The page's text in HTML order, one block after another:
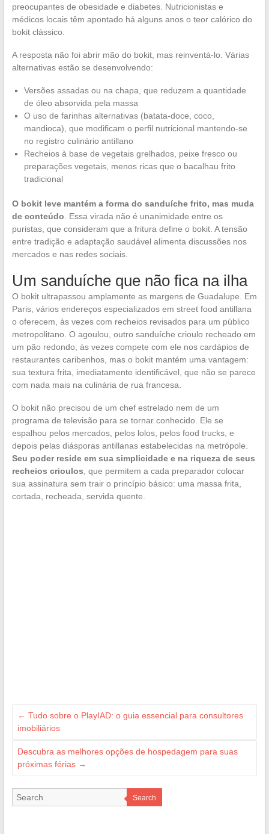
preocupantes de obesidade e diabetes. Nutricionistas e
médicos locais têm apontado há alguns anos o teor calórico do
bokit clássico.
A resposta não foi abrir mão do bokit, mas reinventá-lo. Várias
alternativas estão se desenvolvendo:
Versões assadas ou na chapa, que reduzem a quantidade
de óleo absorvida pela massa
O uso de farinhas alternativas (batata-doce, coco,
mandioca), que modificam o perfil nutricional mantendo-se
no registro culinário antillano
Recheios à base de vegetais grelhados, peixe fresco ou
preparações vegetais, menos ricas que o bacalhau frito
tradicional
O bokit leve mantém a forma do sanduíche frito, mas muda
de conteúdo. Essa virada não é unanimidade entre os
puristas, que consideram que a fritura define o bokit. A tensão
entre tradição e adaptação saudável alimenta discussões nos
mercados e nas redes sociais.
Um sanduíche que não fica na ilha
O bokit ultrapassou amplamente as margens de Guadalupe. Em
Paris, vários endereços especializados em street food antillana
o oferecem, às vezes com recheios revisados para um público
metropolitano. O agoulou, outro sanduíche crioulo recheado em
um pão redondo, às vezes compete com ele nos cardápios de
restaurantes caribenhos, mas o bokit mantém uma vantagem:
sua textura frita, imediatamente identificável, que não se parece
com nada mais na culinária de rua francesa.
O bokit não precisou de um chef estrelado nem de um
programa de televisão para se tornar conhecido. Ele se
espalhou pelos mercados, pelos lolos, pelos food trucks, e
depois pelas diásporas antillanas estabelecidas na metrópole.
Seu poder reside em sua simplicidade e na riqueza de seus
recheios crioulos, que permitem a cada preparador colocar
sua assinatura sem trair o princípio básico: uma massa frita,
cortada, recheada, servida quente.
← Tudo sobre o PlayIAD: o guia essencial para consultores
imobiliários
Descubra as melhores opções de hospedagem para suas
próximas férias →
Search